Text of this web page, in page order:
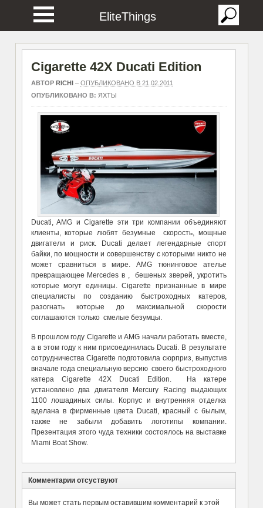
EliteThings
Cigarette 42X Ducati Edition
АВТОР RICHI– ОПУБЛИКОВАНО В 21.02.2011
ОПУБЛИКОВАНО В: ЯХТЫ
Ducati, AMG и Cigarette эти три компании объединяют
клиенты, которые любят безумные скорость, мощные
двигатели и риск. Ducati делает легендарные спорт
байки, по мощности и совершенству с которыми никто не
может сравниться в мире. AMG тюнинговое ателье
превращающее Mercedes в , бешеных зверей, укротить
которые могут единицы. Cigarette признанные в мире
специалисты по созданию быстроходных катеров,
разогнать которые до максимальной скорости
соглашаются только смелые безумцы.
В прошлом году Cigarette иAMG начали работать вместе,
а в этом году к ним присоединилась Ducati. В результате
сотрудничества Cigarette подготовила сюрприз, выпустив
вначале года специальную версию своего быстроходного
катера Cigarette 42X Ducati Edition. На катере
установлено два двигателя Mercury Racing выдающих
1100 лошадиных силы. Корпус и внутренняя отделка
вделана в фирменные цвета Ducati, красный с былым,
также не забыли добавить логотипы компании.
Презентация этого чуда техники состоялось на выставке
Miami Boat Show.
Комментарии отсуствуют
Вы может стать первым оставившим комментарий к этой